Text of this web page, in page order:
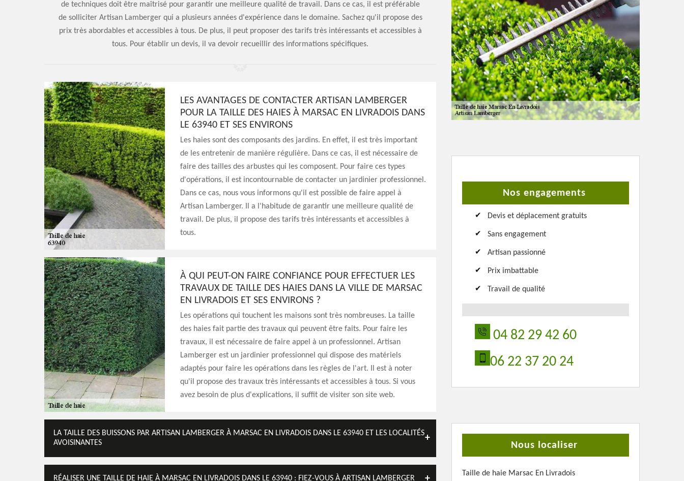
de techniques doit être maîtrisé pour garantir une meilleure qualité de travail. Dans ce cas, il est préférable
de solliciter Artisan Lamberger qui a plusieurs années d'expérience dans le domaine. Sachez qu'il propose des
prix très abordables et accessibles à tous. De plus, il peut proposer des tarifs très intéressants et accessibles à
tous. Pour établir un devis, il va devoir recueillir des informations spécifiques.
LES AVANTAGES DE CONTACTER ARTISAN LAMBERGER
POUR LA TAILLE DES HAIES À MARSAC EN LIVRADOIS DANS
LE 63940 ET SES ENVIRONS
Les haies sont des composants des jardins. En effet, il est très important
de les entretenir de manière régulière. Dans ce cas, il est nécessaire de
faire des tailles des arbustes qui les composent. Pour faire ces types
d'opérations, il est incontournable de contacter un jardinier professionnel.
Dans ce cas, nous vous informons qu'il est possible de faire appel à
Artisan Lamberger. Il a l'habitude de garantir une meilleure qualité de
travail. De plus, il propose des tarifs très intéressants et accessibles à
tous.
À QUI PEUT-ON FAIRE CONFIANCE POUR EFFECTUER LES
TRAVAUX DE TAILLE DES HAIES DANS LA VILLE DE MARSAC
EN LIVRADOIS ET SES ENVIRONS ?
Les opérations qui touchent les maisons sont très nombreuses. La taille
des haies fait partie des travaux qui peuvent être faits. Pour faire les
travaux, il est nécessaire de faire appel à un professionnel. Artisan
Lamberger est un jardinier professionnel qui dispose des matériels
adaptés pour faire les opérations dans les règles de l'art. Il est à noter
qu'il propose des travaux très intéressants et accessibles à tous. Si vous
avez besoin de plus d'explications, il suffit de visiter son site web.
LA TAILLE DES BUISSONS PAR ARTISAN LAMBERGER À MARSAC EN LIVRADOIS DANS LE 63940 ET LES LOCALITÉS
AVOISINANTES
RÉALISER UNE TAILLE DE HAIE À MARSAC EN LIVRADOIS DANS LE 63940 : FIEZ-VOUS À ARTISAN LAMBERGER
Nos engagements
Devis et déplacement gratuits
Sans engagement
Artisan passionné
Prix imbattable
Travail de qualité
04 82 29 42 60
06 22 37 20 24
Nous localiser
Taille de haie Marsac En Livradois